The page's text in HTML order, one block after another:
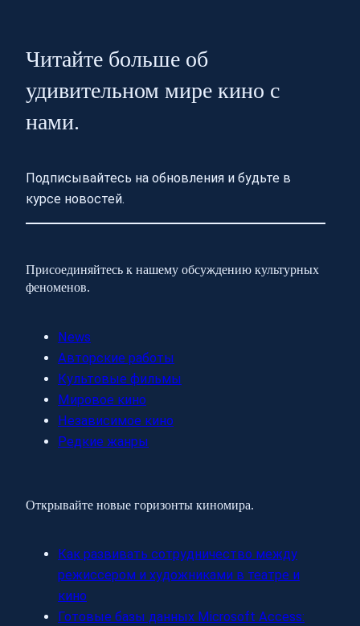
Читайте больше об
удивительном мире кино с
нами.
Подписывайтесь на обновления и будьте в
курсе новостей.
Присоединяйтесь к нашему обсуждению культурных
феноменов.
News
Авторские работы
Культовые фильмы
Мировое кино
Независимое кино
Редкие жанры
Открывайте новые горизонты киномира.
Как развивать сотрудничество между
режиссером и художниками в театре и
кино
Готовые базы данных Microsoft Access: